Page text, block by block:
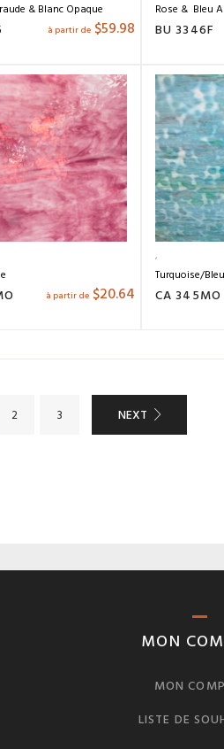
& Blanc Opaque
à partir de $59.98
Rose & Bleu
BU 3346F
à partir de $20.64
Turquoise/
CA 345MO
2 3 NEXT
MON
MON
LISTE DE